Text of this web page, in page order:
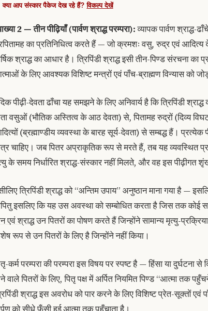
आप संस्कार पैकेज देख रहे हैं?विकल्प देखें
2 — तीन पीढ़ियाँ (पार्वण श्राद्ध परम्परा):व्यापक पार्वण श्राद्ध-
का प्रतिनिधित्व करते हैं — जो क्रमशः वसु, रुद्र एवं
श्राद्ध का आधार है। त्रिपिंडी श्राद्ध इसी तीन-पिण्ड संरचना
के लिए आवश्यक विशिष्ट मन्त्रों एवं पाँच-ब्राह्मण विन्यास को
पीढ़ी-देवता ढाँचा यह समझने के लिए अनिवार्य है कि त्रिपिंडी श्राद्ध
वसुओं (भौतिक अस्तित्व के आठ देवता) से, पितामह रुद्रों (दिव्य
(ब्रह्माण्डीय व्यवस्था के बारह सूर्य-देवता) से सम्बद्ध हैं। प्रत्येक
चाहिए। जब पितर अप्राकृतिक रूप से मरते हैं, तब यह व्यवस्थित
के समय निर्धारित श्राद्ध-संस्कार नहीं मिलते, और वह इस पीढ़ीगत
त्रिपिंडी श्राद्ध को “अन्तिम उपाय” अनुष्ठान माना गया है —
इसलिए कि यह उस अवस्था को सम्बोधित करता है जिस तक कोई
एवं श्राद्धउन पितरों का पोषण करते हैं जिन्होंने सामान्य मृत्यु-
रूप से उन पितरों के लिए है जिन्होंने नहीं किया।
कर्म परम्परा की परम्परा इस विषय पर स्पष्ट है — हिंसा या
वाले पितरों के लिए, पितृ पक्ष में अर्पित नियमित पिण्ड “आत्मा तक
श्राद्ध इस अवरोध को पार करने के लिए विशिष्ट प्रेत-सूक्तों